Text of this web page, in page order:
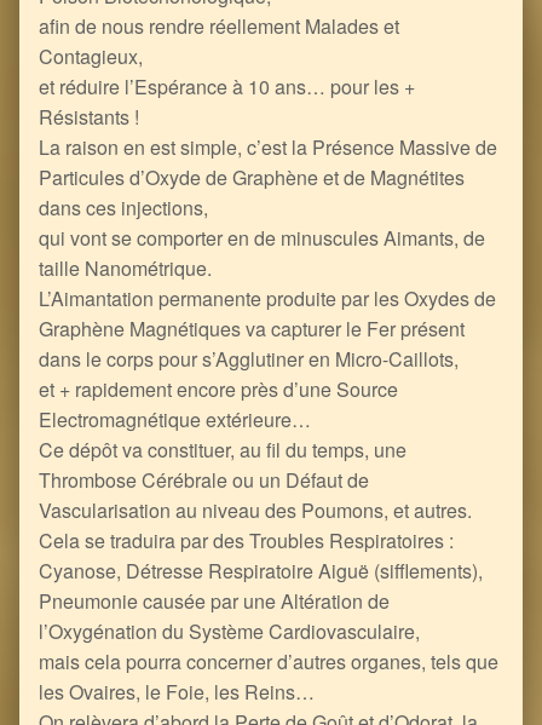
afin de nous rendre réellement Malades et
Contagieux,
et réduire l’Espérance à 10 ans… pour les +
Résistants !
La raison en est simple, c’est la Présence Massive de
Particules d’Oxyde de Graphène et de Magnétites
dans ces injections,
qui vont se comporter en de minuscules Aimants, de
taille Nanométrique.
L’Aimantation permanente produite par les Oxydes de
Graphène Magnétiques va capturer le Fer présent
dans le corps pour s’Agglutiner en Micro-Caillots,
et + rapidement encore près d’une Source
Electromagnétique extérieure…
Ce dépôt va constituer, au fil du temps, une
Thrombose Cérébrale ou un Défaut de
Vascularisation au niveau des Poumons, et autres.
Cela se traduira par des Troubles Respiratoires :
Cyanose, Détresse Respiratoire Aiguë (sifflements),
Pneumonie causée par une Altération de
l’Oxygénation du Système Cardiovasculaire,
mais cela pourra concerner d’autres organes, tels que
les Ovaires, le Foie, les Reins…